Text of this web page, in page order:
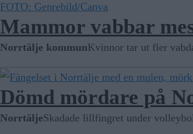
FOTO: Genrebild/Canva
Mammor vabbar
Norrtälje kommunKvinnor tar ut fler
Dömd mördare på
NorrtäljeSkadade lillfingret under